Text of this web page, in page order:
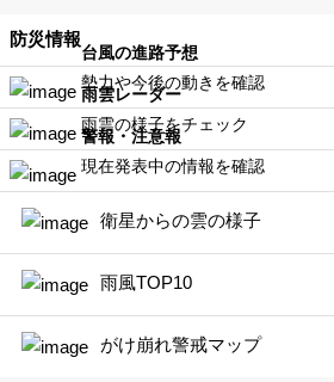
問
い
合
わ
防災情報
台風の進路予想
勢力や今後の動きを確認
雨雲レーダー
雨雲の様子をチェック
警報・注意報
現在発表中の情報を確認
衛星からの雲の様子
雨風TOP10
がけ崩れ警戒マップ